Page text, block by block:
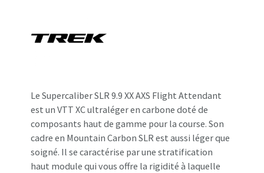
Le Supercaliber SLR 9.9 XX AXS Flight Attendant
est un VTT XC ultraléger en carbone doté de
composants haut de gamme pour la course. Son
cadre en Mountain Carbon SLR est aussi léger que
soigné. Il se caractérise par une stratification
haut module qui vous offre la rigidité à laquelle